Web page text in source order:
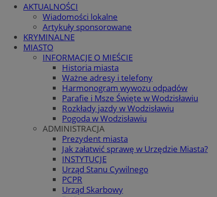
AKTUALNOŚCI
Wiadomości lokalne
Artykuły sponsorowane
KRYMINALNE
MIASTO
INFORMACJE O MIEŚCIE
Historia miasta
Ważne adresy i telefony
Harmonogram wywozu odpadów
Parafie i Msze Święte w Wodzisławiu
Rozkłady jazdy w Wodzisławiu
Pogoda w Wodzisławiu
ADMINISTRACJA
Prezydent miasta
Jak załatwić sprawę w Urzędzie Miasta?
INSTYTUCJE
Urząd Stanu Cywilnego
PCPR
Urząd Skarbowy